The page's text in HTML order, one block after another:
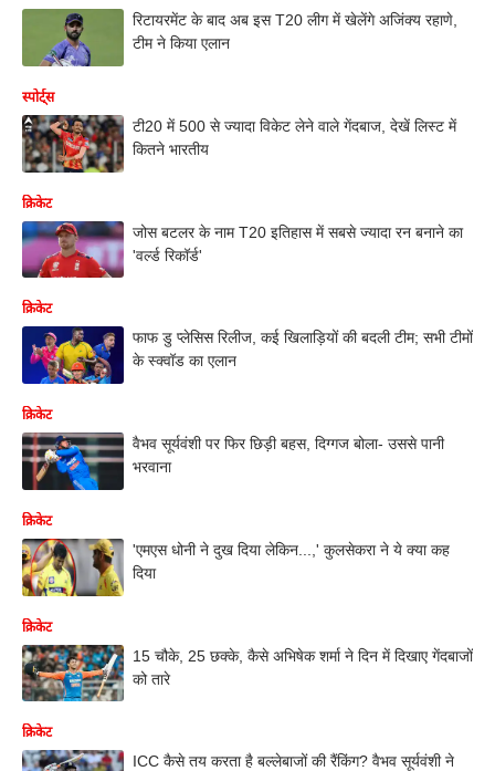
रिटायरमेंट के बाद अब इस T20 लीग में खेलेंगे अजिंक्य रहाणे,
टीम ने किया एलान
स्पोर्ट्स
टी20 में 500 से ज्यादा विकेट लेने वाले गेंदबाज, देखें लिस्ट में
कितने भारतीय
क्रिकेट
जोस बटलर के नाम T20 इतिहास में सबसे ज्यादा रन बनाने का
'वर्ल्ड रिकॉर्ड'
क्रिकेट
फाफ डु प्लेसिस रिलीज, कई खिलाड़ियों की बदली टीम; सभी टीमों
के स्क्वॉड का एलान
क्रिकेट
वैभव सूर्यवंशी पर फिर छिड़ी बहस, दिग्गज बोला- उससे पानी
भरवाना
क्रिकेट
'एमएस धोनी ने दुख दिया लेकिन...,' कुलसेकरा ने ये क्या कह
दिया
क्रिकेट
15 चौके, 25 छक्के, कैसे अभिषेक शर्मा ने दिन में दिखाए गेंदबाजों
को तारे
क्रिकेट
ICC कैसे तय करता है बल्लेबाजों की रैंकिंग? वैभव सूर्यवंशी ने